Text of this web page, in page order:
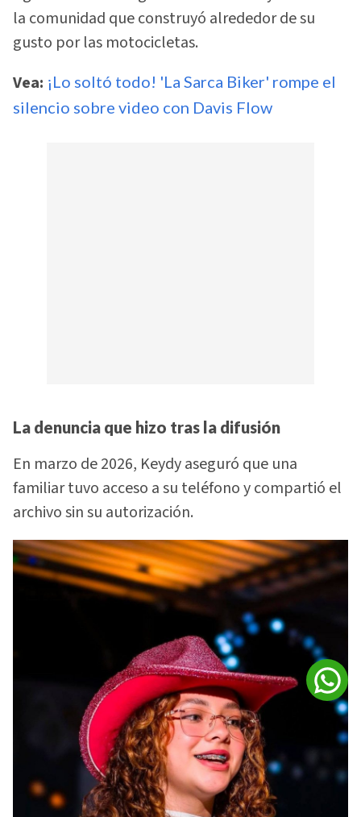
la comunidad que construyó alrededor de su
gusto por las motocicletas.
Vea: ¡Lo soltó todo! 'La Sarca Biker' rompe el
silencio sobre video con Davis Flow
La denuncia que hizo tras la difusión
En marzo de 2026, Keydy aseguró que una
familiar tuvo acceso a su teléfono y compartió el
archivo sin su autorización.